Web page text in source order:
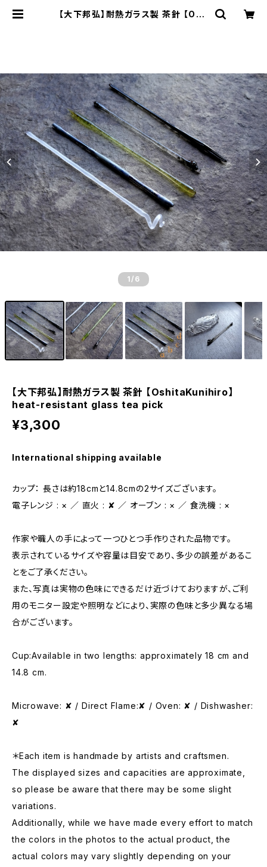
【大下邦弘】耐熱ガラス製 茶針 【Osh
1 /6
【大下邦弘】耐熱ガラス製 茶針 【OshitaKunihiro】
heat-resistant glass tea pick
¥3,300
International shipping available
カップ： 長さは約18cmと14.8cmの2サイズございます。
電子レンジ : × ／ 直火 : ✘ ／ オーブン : × ／ 食洗機 : ×
作家や職人の手によって一つひとつ手作りされた品物です。
表示されているサイズや容量は目安であり、多少の誤差があるこ
とをご了承ください。
また、写真は実物の色味にできるだけ近づけておりますが、ご利
用のモニター設定や照明などにより、実際の色味と多少異なる場
合がございます。
Cup:Available in two lengths: approximately 18 cm and
14.8 cm.
Microwave: ✘ / Direct Flame:✘ / Oven: ✘ / Dishwasher:
✘
＊Each item is handmade by artists and craftsmen.
The displayed sizes and capacities are approximate,
so please be aware that there may be some slight
variations.
Additionally, while we have made every effort to match
the colors in the photos to the actual product, the
actual colors may vary slightly depending on your